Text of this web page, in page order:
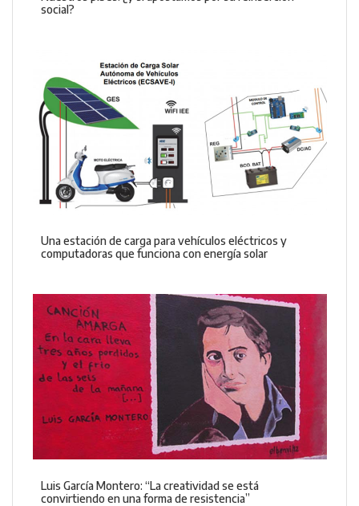
social?
Una estación de carga para vehículos eléctricos y
computadoras que funciona con energía solar
Luis García Montero: “La creatividad se está
convirtiendo en una forma de resistencia”